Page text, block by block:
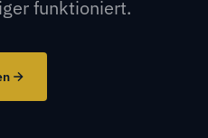
funktioniert.